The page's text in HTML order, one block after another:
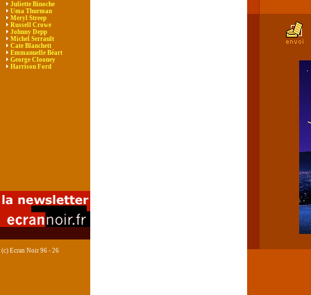
Juliette Binoche
Uma Thurman
Meryl Streep
Russell Crowe
Johnny Depp
Michel Serrault
Cate Blanchett
Emmanuelle Béart
George Clooney
Harrison Ford
(c) Ecran Noir 96 - 26